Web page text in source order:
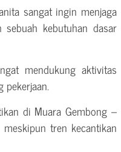
sangat ingin menjaga
sebuah kebutuhan dasar
mendukung aktivitas
pekerjaan.
di Muara Gembong –
tren kecantikan